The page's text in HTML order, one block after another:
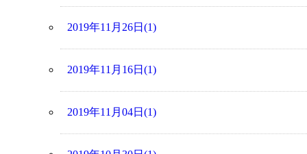
2019年11月26日(1)
2019年11月16日(1)
2019年11月04日(1)